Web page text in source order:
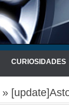
CURIOSIDADES
»